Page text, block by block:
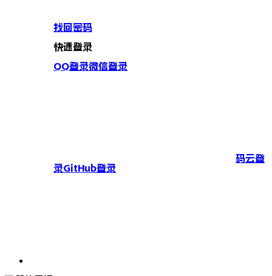
找回密码
快速登录
QQ登录微信登录
码云登
录GitHub登录